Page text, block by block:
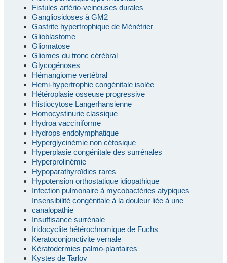
Fistules artério-veineuses durales
Gangliosidoses à GM2
Gastrite hypertrophique de Ménétrier
Glioblastome
Gliomatose
Gliomes du tronc cérébral
Glycogénoses
Hémangiome vertébral
Hemi-hypertrophie congénitale isolée
Hétéroplasie osseuse progressive
Histiocytose Langerhansienne
Homocystinurie classique
Hydroa vacciniforme
Hydrops endolymphatique
Hyperglycinémie non cétosique
Hyperplasie congénitale des surrénales
Hyperprolinémie
Hypoparathyroïdies rares
Hypotension orthostatique idiopathique
Infection pulmonaire à mycobactéries atypiques
Insensibilité congénitale à la douleur liée à une
canalopathie
Insuffisance surrénale
Iridocyclite hétérochromique de Fuchs
Keratoconjonctivite vernale
Kératodermies palmo-plantaires
Kystes de Tarlov